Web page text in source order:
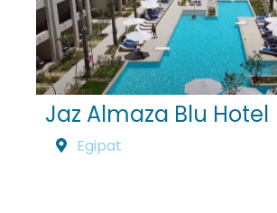
Jaz Almaza Blu Hotel
Egipat